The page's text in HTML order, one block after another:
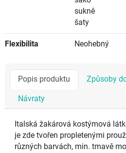
sukně
šaty
Flexibilita Neohebný
Popis produktu Způsoby
Návraty
Italská žakárová kostýmová
je zde tvořen propletenými
různých barvách, min. tmavě